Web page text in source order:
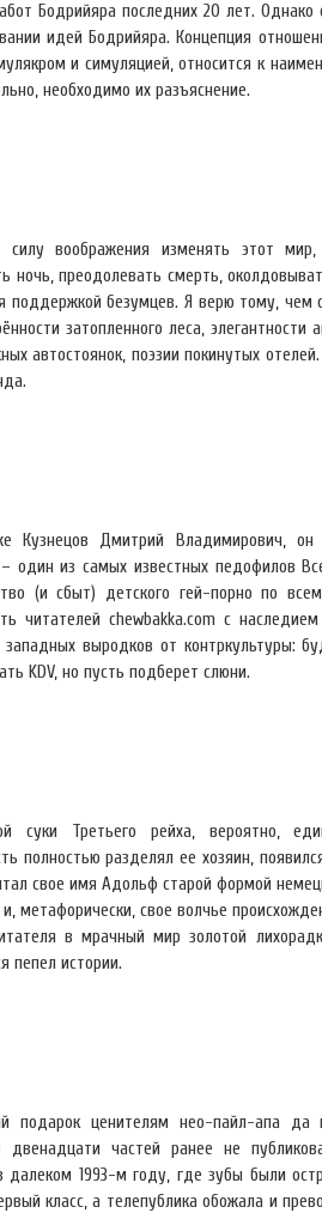
Бодрийяра последних 20 лет.
идей Бодрийяра. Концепция
и симуляцией, относится к
необходимо их разъяснение.
воображения изменять этот
ночь, преодолевать смерть,
поддержкой безумцев. Я верю тому,
затопленного леса,
автостоянок, поэзии покинутых
Кузнецов Дмитрий Владимирович, он
один из самых известных педофилов
(и сбыт) детского гей-порно по
читателей chewbakka.com с
западных выродков от контркультуры:
KDV, но пусть подберет слюни.
суки Третьего рейха, вероятно,
полностью разделял ее хозяин,
свое имя Адольф старой формой
и, метафорически, свое волчье
в мрачный мир золотой
пепел истории.
подарок ценителям нео-пайл-апа да
двенадцати частей ранее не
далеком 1993-м году, где зубы были
класс, а телепублика обожала и